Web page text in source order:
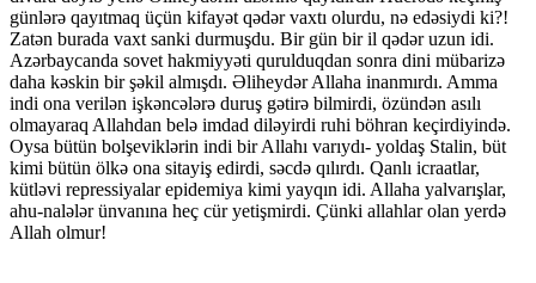
günlərə qayıtmaq üçün kifayət qədər vaxtı olurdu, nə edəsiydi ki?!
Zatən burada vaxt sanki durmuşdu. Bir gün bir il qədər uzun idi.
Azərbaycanda sovet hakmiyyəti qurulduqdan sonra dini mübarizə
daha kəskin bir şəkil almışdı. Əliheydər Allaha inanmırdı. Amma
indi ona verilən işkəncələrə duruş gətirə bilmirdi, özündən asılı
olmayaraq Allahdan belə imdad diləyirdi ruhi böhran keçirdiyində.
Oysa bütün bolşeviklərin indi bir Allahı varıydı- yoldaş Stalin, büt
kimi bütün ölkə ona sitayiş edirdi, səcdə qılırdı. Qanlı icraatlar,
kütləvi repressiyalar epidemiya kimi yayqın idi. Allaha yalvarışlar,
ahu-nalələr ünvanına heç cür yetişmirdi. Çünki allahlar olan yerdə
Allah olmur!